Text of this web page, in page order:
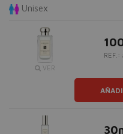
Unisex
VER
REF.: